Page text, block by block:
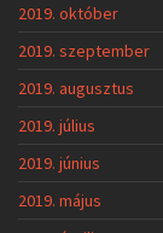
2019. október
2019. szeptember
2019. augusztus
2019. július
2019. június
2019. május